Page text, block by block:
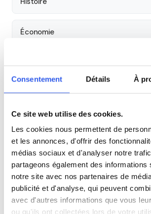
Consentement Détails À
Ce site web utilise des cookies.
Les cookies nous permettent de
et les annonces, d'offrir des
médias sociaux et d'analyser notre
partageons également des informations
notre site avec nos partenaires de
publicité et d'analyse, qui peuvent
avec d'autres informations que vous
ou qu'ils ont collectées lors de votre
Économie
Allemand
Cours par niveau
Seconde Première
Autres lycées à proximité
Lycée général privé Charles Péguy